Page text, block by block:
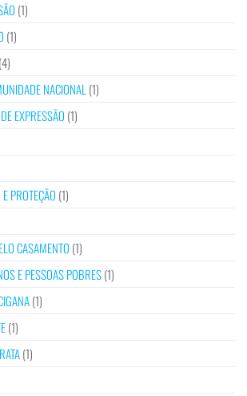
(1)
(1)
(4)
NACIONAL (1)
EXPRESSÃO (1)
PROTEÇÃO (1)
CASAMENTO (1)
E PESSOAS POBRES(1)
(1)
(1)
(1)